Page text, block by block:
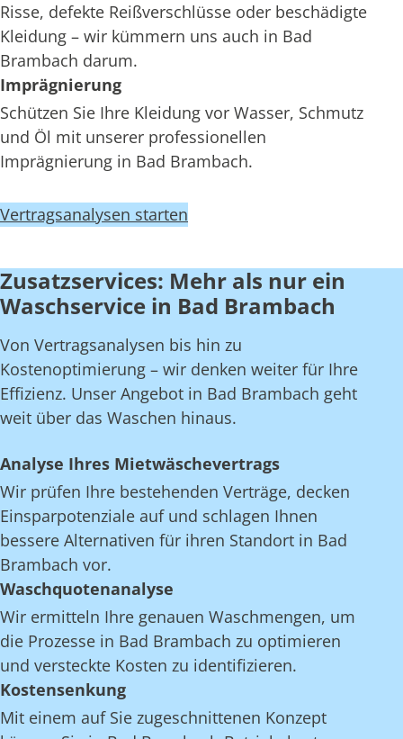
Risse, defekte Reißverschlüsse oder beschädigte
Kleidung – wir kümmern uns auch in Bad
Brambach darum.
Imprägnierung
Schützen Sie Ihre Kleidung vor Wasser, Schmutz
und Öl mit unserer professionellen
Imprägnierung in Bad Brambach.
Vertragsanalysen starten
Zusatzservices: Mehr als nur ein
Waschservice in Bad Brambach
Von Vertragsanalysen bis hin zu
Kostenoptimierung – wir denken weiter für Ihre
Effizienz. Unser Angebot in Bad Brambach geht
weit über das Waschen hinaus.
Analyse Ihres Mietwäschevertrags
Wir prüfen Ihre bestehenden Verträge, decken
Einsparpotenziale auf und schlagen Ihnen
bessere Alternativen für ihren Standort in Bad
Brambach vor.
Waschquotenanalyse
Wir ermitteln Ihre genauen Waschmengen, um
die Prozesse in Bad Brambach zu optimieren
und versteckte Kosten zu identifizieren.
Kostensenkung
Mit einem auf Sie zugeschnittenen Konzept